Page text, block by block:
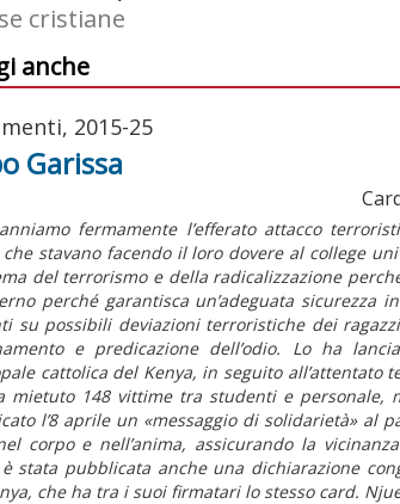
cristiane
anche
2015-25
Garissa
fermamente l’efferato attacco
che stavano facendo il loro dovere al college
del terrorismo e della radicalizzazione
perché garantisca un’adeguata
su possibili deviazioni terroristiche dei
e predicazione dell’odio. Lo ha
cattolica del Kenya, in seguito all’attentato
mietuto 148 vittime tra studenti e
l’8 aprile un «messaggio di solidarietà»
corpo e nell’anima, assicurando la
stata pubblicata anche una dichiarazione
che ha tra i suoi firmatari lo stesso card.